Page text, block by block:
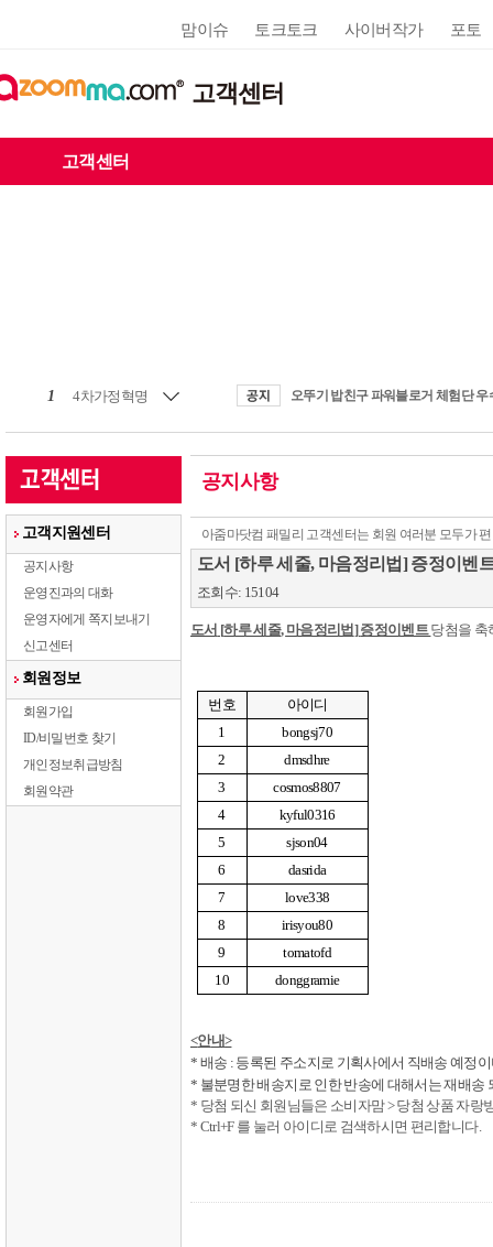
맘이슈 토크토크 사이버작가 포토
고객센터
고객센터
1 4차가정혁명
고객지원센터
공지사항
운영진과의 대화
운영자에게 쪽지보내기
신고센터
회원정보
회원가입
ID/비밀번호 찾기
개인정보취급방침
회원약관
공지사항
아줌마닷컴 패밀리 고객센터는 회원 여러분 모두가
도서 [하루 세줄, 마음정리법] 증정이벤
조회수: 15104
도서 [하루 세줄, 마음정리법 ]증정이벤트당첨을 축
번호
아이디
1
bongsj70
2
dmsdhre
3
cosmos8807
4
kyful0316
5
sjson04
6
dasrida
7
love338
8
irisyou80
9
tomatofd
10
donggramie
<안내>
* 배송 : 등록된 주소지로 기획사에서 직배송 예정
* 불분명한 배송지로 인한 반송에 대해서는 재배송
* 당첨 되신 회원님들은 소비자맘>당첨 상품 자랑
* Ctrl+F 를 눌러 아이디로 검색하시면 편리합니다.